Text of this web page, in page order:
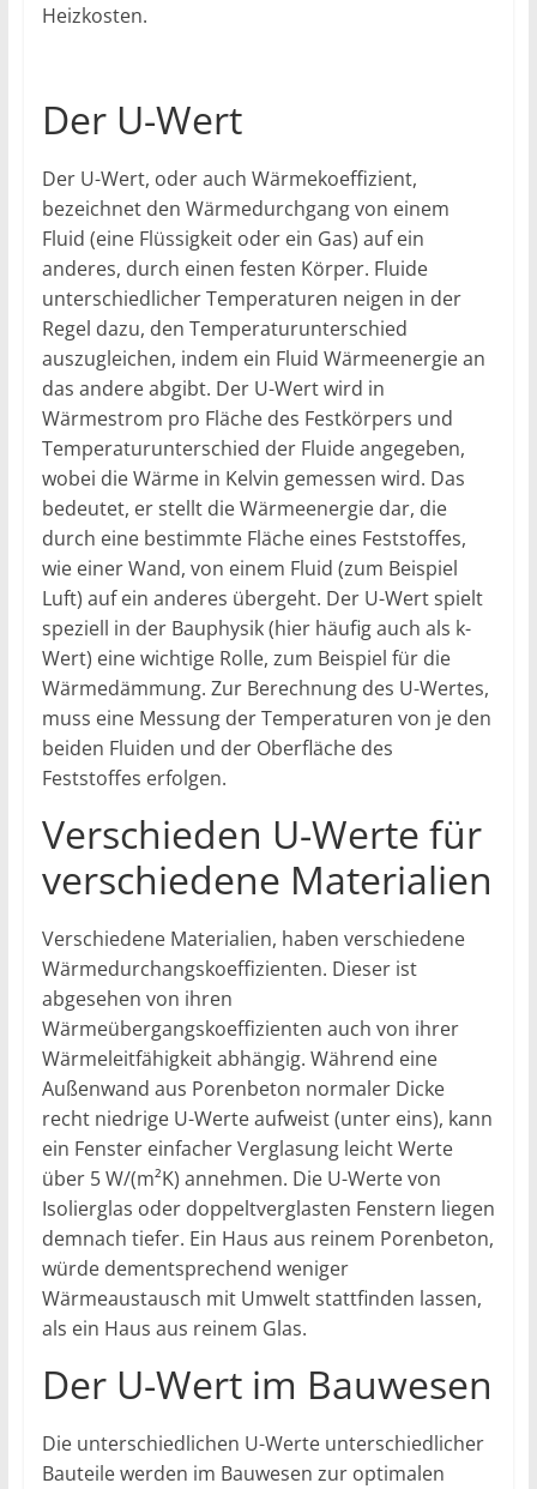
Heizkosten.
Der U-Wert
Der U-Wert, oder auch Wärmekoeffizient,
bezeichnet den Wärmedurchgang von einem
Fluid (eine Flüssigkeit oder ein Gas) auf ein
anderes, durch einen festen Körper. Fluide
unterschiedlicher Temperaturen neigen in der
Regel dazu, den Temperaturunterschied
auszugleichen, indem ein Fluid Wärmeenergie an
das andere abgibt. Der U-Wert wird in
Wärmestrom pro Fläche des Festkörpers und
Temperaturunterschied der Fluide angegeben,
wobei die Wärme in Kelvin gemessen wird. Das
bedeutet, er stellt die Wärmeenergie dar, die
durch eine bestimmte Fläche eines Feststoffes,
wie einer Wand, von einem Fluid (zum Beispiel
Luft) auf ein anderes übergeht. Der U-Wert spielt
speziell in der Bauphysik (hier häufig auch als k-
Wert) eine wichtige Rolle, zum Beispiel für die
Wärmedämmung. Zur Berechnung des U-Wertes,
muss eine Messung der Temperaturen von je den
beiden Fluiden und der Oberfläche des
Feststoffes erfolgen.
Verschieden U-Werte für
verschiedene Materialien
Verschiedene Materialien, haben verschiedene
Wärmedurchangskoeffizienten. Dieser ist
abgesehen von ihren
Wärmeübergangskoeffizienten auch von ihrer
Wärmeleitfähigkeit abhängig. Während eine
Außenwand aus Porenbeton normaler Dicke
recht niedrige U-Werte aufweist (unter eins), kann
ein Fenster einfacher Verglasung leicht Werte
über 5 W/(m²K) annehmen. Die U-Werte von
Isolierglas oder doppeltverglasten Fenstern liegen
demnach tiefer. Ein Haus aus reinem Porenbeton,
würde dementsprechend weniger
Wärmeaustausch mit Umwelt stattfinden lassen,
als ein Haus aus reinem Glas.
Der U-Wert im Bauwesen
Die unterschiedlichen U-Werte unterschiedlicher
Bauteile werden im Bauwesen zur optimalen